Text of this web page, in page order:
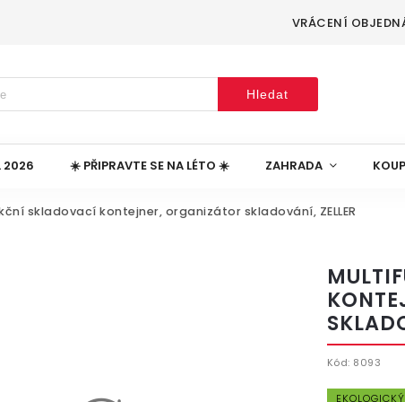
VRÁCENÍ
Hledat
2026 ☀️ PŘIPRAVTE SE NA LÉTO ☀️ ZAHRADA
skladovací kontejner, organizátor skladování, ZELLER
Kód: 8093
EKOLOGICKÝ